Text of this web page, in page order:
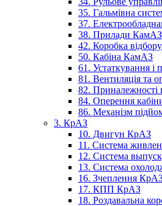
35. Гальмівна
37.
38. Прилади КамАЗ
42. Коробка
50. Кабіна КамАЗ
61. Устаткування
81. Вентиляція та
82. Приналежності
84. Оперення
86. Механізм
3. КрАЗ
10. Двигун КрАЗ
11. Система
12. Система
13. Система
16. Зчеплення
17. КПП КрАЗ
18. Роздавальна